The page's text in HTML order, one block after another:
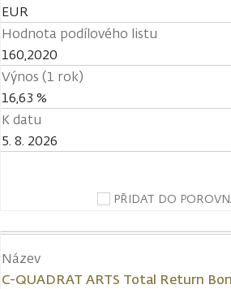
EUR
Hodnota podílového listu
160,2020
Výnos (1 rok)
16,63 %
K datu
5. 8. 2026
PŘIDAT DO
Název
C-QUADRAT ARTS Total Return